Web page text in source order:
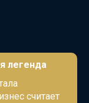
легенда
считает